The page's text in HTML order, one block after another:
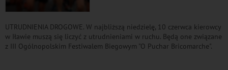
UTRUDNIENIA DROGOWE. W najbliższą niedzielę, 10 czerwca kierowcy
w Iławie muszą się liczyć z utrudnieniami w ruchu. Będą one związane
z III Ogólnopolskim Festiwalem Biegowym "O Puchar Bricomarche".